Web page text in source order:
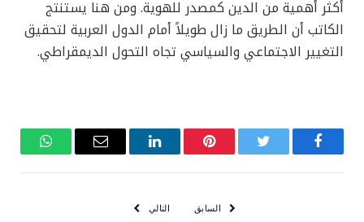
أكثر أهمية من الدين كمصدر للهوية. ومن هنا يستنتج
الكاتب أن الطريق ما زال طويلاً أمام الدول العربية لتحقيق
التغيير الاجتماعي والسياسي تجاه التحول الديمقراطي.
فيسبوك تويتر بينتيريستلينكدإن
البريد
واتساب
السابق التالي